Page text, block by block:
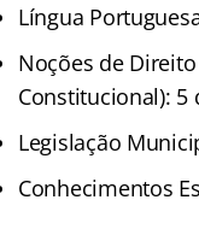
Língua
Noções de
Constitucional): 5
Legislação
Conhecimentos